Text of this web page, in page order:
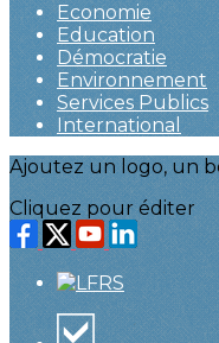
Economie
Education
Démocratie
Environnement
Services Publics
International
Ajoutez un logo, un
Cliquez pour éditer